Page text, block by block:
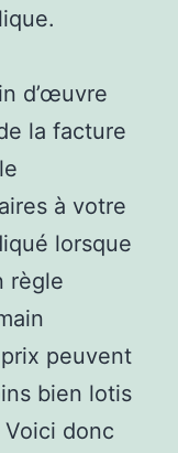
d’œuvre
la facture
à votre
lorsque
règle
peuvent
bien lotis
donc